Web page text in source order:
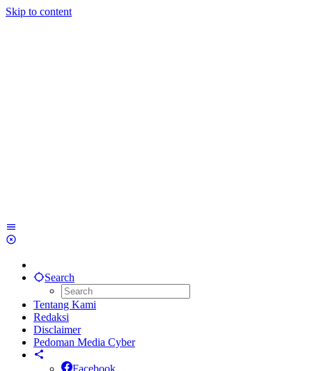
Skip to content
Search
Tentang Kami
Redaksi
Disclaimer
Pedoman Media Cyber
Facebook